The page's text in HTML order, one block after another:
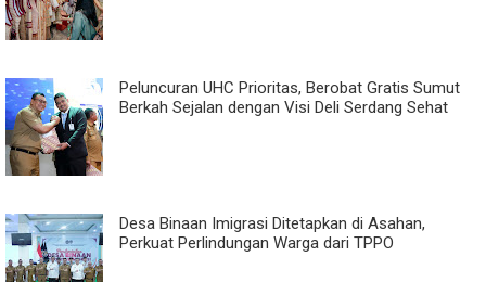
Peluncuran UHC Prioritas, Berobat Gratis Sumut
Berkah Sejalan dengan Visi Deli Serdang Sehat
Desa Binaan Imigrasi Ditetapkan di Asahan,
Perkuat Perlindungan Warga dari TPPO